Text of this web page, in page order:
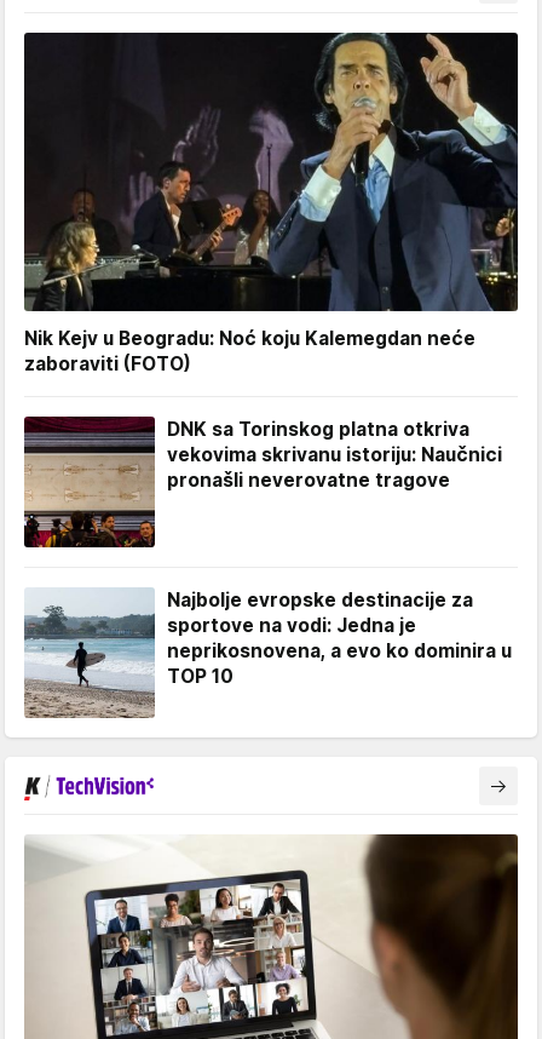
Nik Kejv u Beogradu: Noć koju Kalemegdan neće
zaboraviti (FOTO)
DNK sa Torinskog platna otkriva
vekovima skrivanu istoriju: Naučnici
pronašli neverovatne tragove
Najbolje evropske destinacije za
sportove na vodi: Jedna je
neprikosnovena, a evo ko dominira u
TOP 10